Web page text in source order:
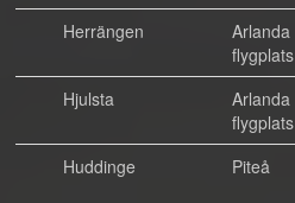
Herrängen
Arlanda
flygplats
Hjulsta
Arlanda
flygplats
Huddinge
Piteå